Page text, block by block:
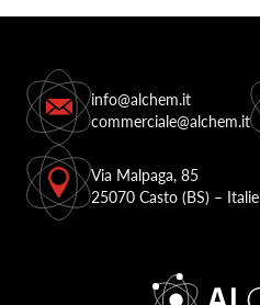
info@alchem.it
commerciale@alchem.it
Via Malpaga, 85
25070 Casto (BS) – Italie